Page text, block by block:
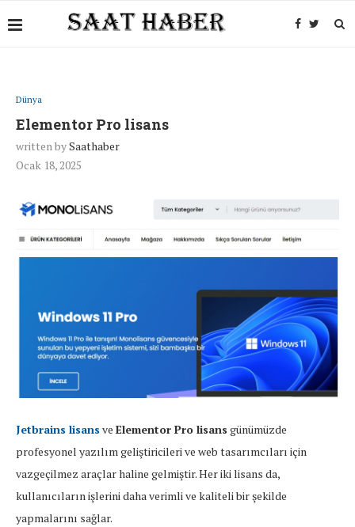
Dünya
Elementor Pro lisans
written bySaathaber
Ocak 18, 2025
Jetbrains lisans ve Elementor Pro lisans günümüzde
profesyonel yazılım geliştiricileri ve web tasarımcıları için
vazgeçilmez araçlar haline gelmiştir. Her iki lisans da,
kullanıcıların işlerini daha verimli ve kaliteli bir şekilde
yapmalarını sağlar.